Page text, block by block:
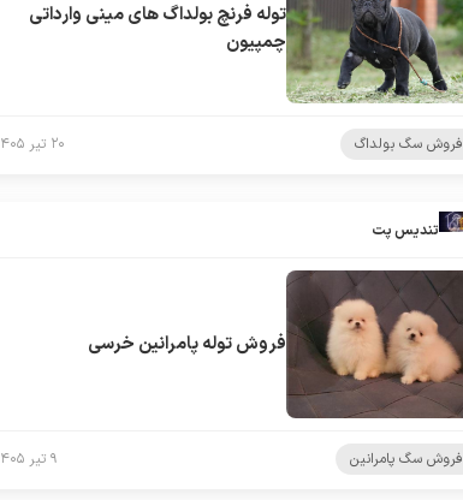
توله فرنچ بولداگ های مینی وارداتی
چمپیون
فروش سگ بولداگ ۲۰ تیر ۱۴۰۵
تندیس پت
فروش توله پامرانین خرسی
فروش سگ پامرانین ۹ تیر ۱۴۰۵